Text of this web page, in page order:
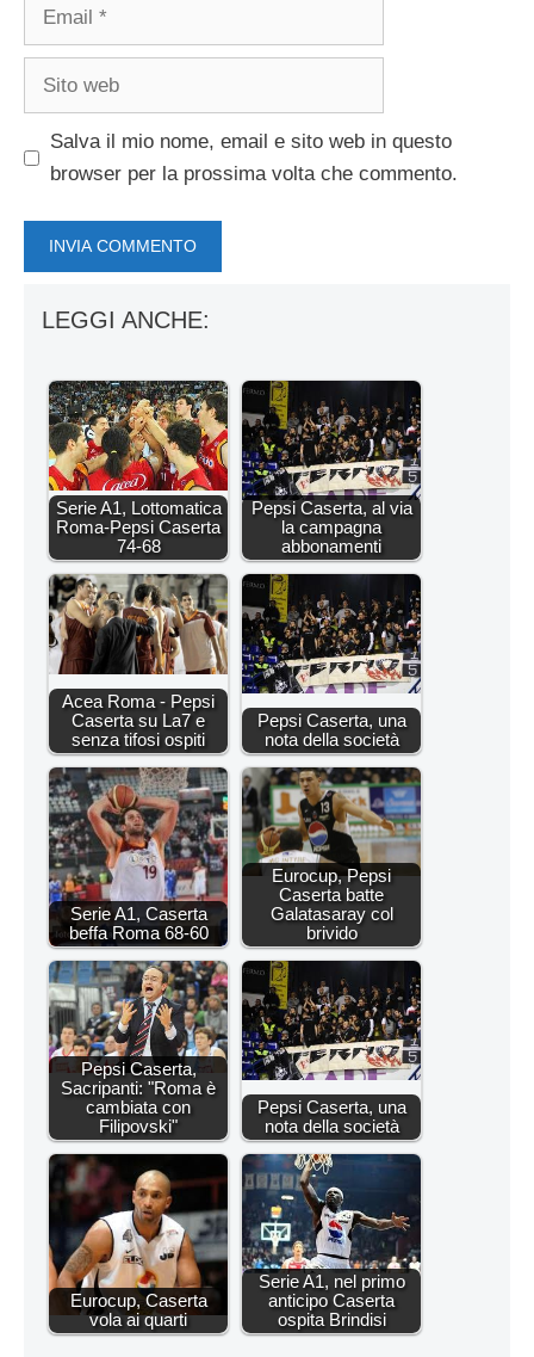
Sito
Salva il mio nome, email e sito web in questo
browser per la prossima volta che commento.
LEGGI ANCHE:
Serie A1, Lottomatica
Roma-Pepsi Caserta
74-68
Pepsi Caserta, al via
la campagna
abbonamenti
Acea Roma - Pepsi
Caserta su La7 e
senza tifosi ospiti
Pepsi Caserta, una
nota della società
Serie A1, Caserta
beffa Roma 68-60
Eurocup, Pepsi
Caserta batte
Galatasaray col
brivido
Pepsi Caserta,
Sacripanti: "Roma è
cambiata con
Filipovski"
Pepsi Caserta, una
nota della società
Eurocup, Caserta
vola ai quarti
Serie A1, nel primo
anticipo Caserta
ospita Brindisi